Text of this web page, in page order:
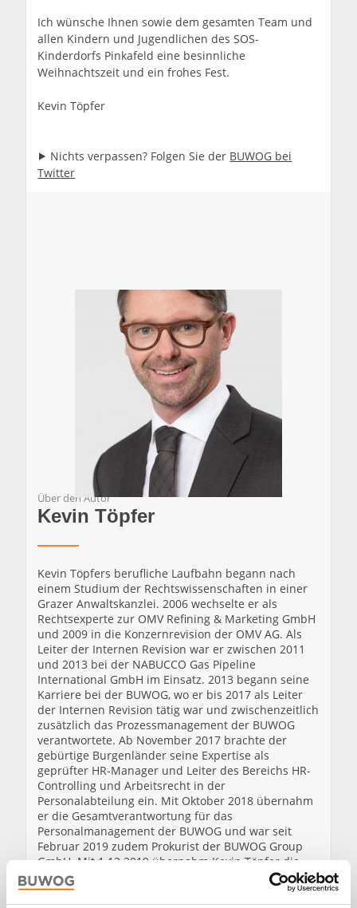
Ich wünsche Ihnen sowie dem gesamten Team und
allen Kindern und Jugendlichen des SOS-
Kinderdorfs Pinkafeld eine besinnliche
Weihnachtszeit und ein frohes Fest.
Kevin Töpfer
⯈ Nichts verpassen? Folgen Sie der BUWOG bei
Twitter
Über den Autor
Kevin Töpfer
Kevin Töpfers berufliche Laufbahn begann nach
einem Studium der Rechtswissenschaften in einer
Grazer Anwaltskanzlei. 2006 wechselte er als
Rechtsexperte zur OMV Refining & Marketing GmbH
und 2009 in die Konzernrevision der OMV AG. Als
Leiter der Internen Revision war er zwischen 2011
und 2013 bei der NABUCCO Gas Pipeline
International GmbH im Einsatz. 2013 begann seine
Karriere bei der BUWOG, wo er bis 2017 als Leiter
der Internen Revision tätig war und zwischenzeitlich
zusätzlich das Prozessmanagement der BUWOG
verantwortete. Ab November 2017 brachte der
gebürtige Burgenländer seine Expertise als
geprüfter HR-Manager und Leiter des Bereichs HR-
Controlling und Arbeitsrecht in der
Personalabteilung ein. Mit Oktober 2018 übernahm
er die Gesamtverantwortung für das
Personalmanagement der BUWOG und war seit
Februar 2019 zudem Prokurist der BUWOG Group
GmbH. Mit 1.12.2019 übernahm Kevin Töpfer die
kaufmännische Geschäftsführung.